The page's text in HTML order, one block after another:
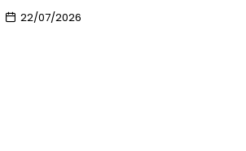
22/07/2026